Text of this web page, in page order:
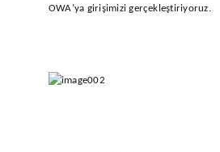
OWA’ya girişimizi gerçekleştiriyoruz.